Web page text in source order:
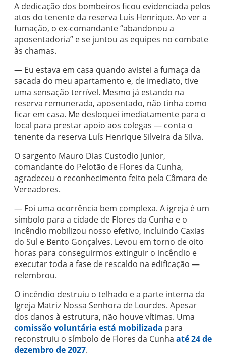
A dedicação dos bombeiros ficou evidenciada pelos
atos do tenente da reserva Luís Henrique. Ao ver a
fumação, o ex-comandante “abandonou a
aposentadoria” e se juntou as equipes no combate
às chamas.
— Eu estava em casa quando avistei a fumaça da
sacada do meu apartamento e, de imediato, tive
uma sensação terrível. Mesmo já estando na
reserva remunerada, aposentado, não tinha como
ficar em casa. Me desloquei imediatamente para o
local para prestar apoio aos colegas — conta o
tenente da reserva Luís Henrique Silveira da Silva.
O sargento Mauro Dias Custodio Junior,
comandante do Pelotão de Flores da Cunha,
agradeceu o reconhecimento feito pela Câmara de
Vereadores.
— Foi uma ocorrência bem complexa. A igreja é um
símbolo para a cidade de Flores da Cunha e o
incêndio mobilizou nosso efetivo, incluindo Caxias
do Sul e Bento Gonçalves. Levou em torno de oito
horas para conseguirmos extinguir o incêndio e
executar toda a fase de rescaldo na edificação —
relembrou.
O incêndio destruiu o telhado e a parte interna da
Igreja Matriz Nossa Senhora de Lourdes. Apesar
dos danos à estrutura, não houve vítimas. Uma
comissão voluntária está mobilizada para
reconstruiu o símbolo de Flores da Cunha até 24 de
dezembro de 2027.